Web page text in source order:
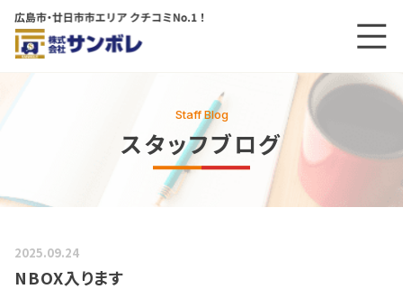
メニ
Staff Blog
スタッフブログ
2025.09.24
NBOX入ります